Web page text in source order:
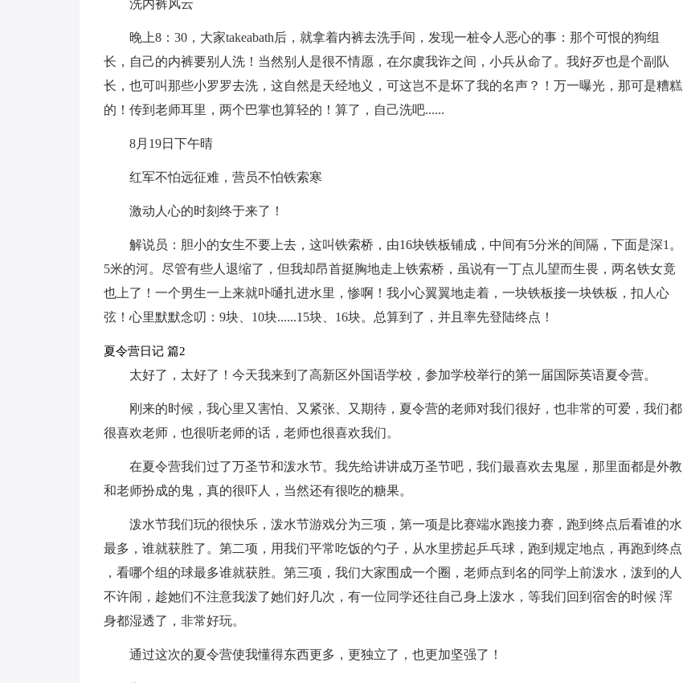
洗内裤风云
晚上8：30，大家takeabath后，就拿着内裤去洗手间，发现一桩令人恶心的事：那个可恨的狗组
长，自己的内裤要别人洗！当然别人是很不情愿，在尔虞我诈之间，小兵从命了。我好歹也是个副队
长，也可叫那些小罗罗去洗，这自然是天经地义，可这岂不是坏了我的名声？！万一曝光，那可是糟糕
的！传到老师耳里，两个巴掌也算轻的！算了，自己洗吧......
8月19日下午晴
红军不怕远征难，营员不怕铁索寒
激动人心的时刻终于来了！
解说员：胆小的女生不要上去，这叫铁索桥，由16块铁板铺成，中间有5分米的间隔，下面是深1。
5米的河。尽管有些人退缩了，但我却昂首挺胸地走上铁索桥，虽说有一丁点儿望而生畏，两名铁女竟
也上了！一个男生一上来就卟嗵扎进水里，惨啊！我小心翼翼地走着，一块铁板接一块铁板，扣人心
弦！心里默默念叨：9块、10块......15块、16块。总算到了，并且率先登陆终点！
夏令营日记 篇2
太好了，太好了！今天我来到了高新区外国语学校，参加学校举行的第一届国际英语夏令营。
刚来的时候，我心里又害怕、又紧张、又期待，夏令营的老师对我们很好，也非常的可爱，我们都
很喜欢老师，也很听老师的话，老师也很喜欢我们。
在夏令营我们过了万圣节和泼水节。我先给讲讲成万圣节吧，我们最喜欢去鬼屋，那里面都是外教
和老师扮成的鬼，真的很吓人，当然还有很吃的糖果。
泼水节我们玩的很快乐，泼水节游戏分为三项，第一项是比赛端水跑接力赛，跑到终点后看谁的水
最多，谁就获胜了。第二项，用我们平常吃饭的勺子，从水里捞起乒乓球，跑到规定地点，再跑到终点
，看哪个组的球最多谁就获胜。第三项，我们大家围成一个圈，老师点到名的同学上前泼水，泼到的人
不许闹，趁她们不注意我泼了她们好几次，有一位同学还往自己身上泼水，等我们回到宿舍的时候 浑
身都湿透了，非常好玩。
通过这次的夏令营使我懂得东西更多，更独立了，也更加坚强了！